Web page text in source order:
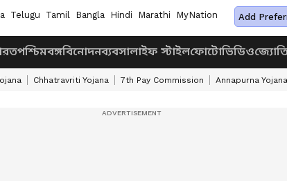
Telugu Tamil Bangla Hindi Marathi MyNation Add
পশ্চিমবঙ্গবিনোদনব্যবসালাইফ স্টাইলফোটোভিডিও
Chhatravriti Yojana 7th Pay Commission Annapurna